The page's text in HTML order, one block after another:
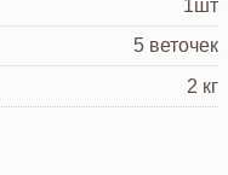
1шт
5 веточек
2 кг